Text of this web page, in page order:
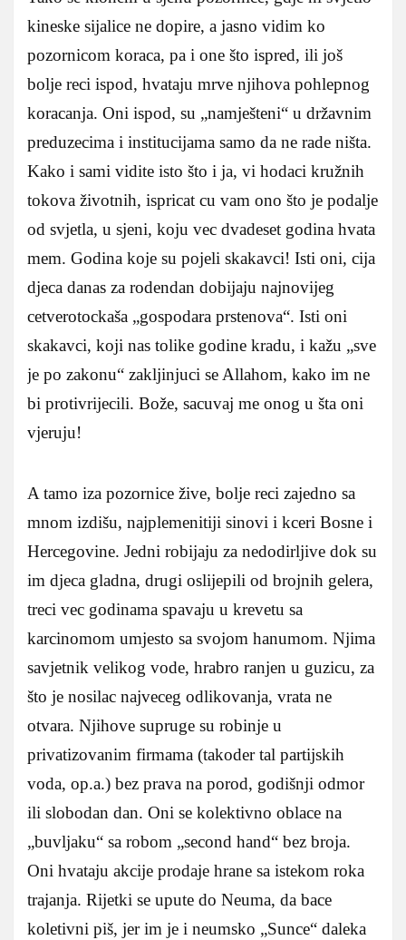
kineske sijalice ne dopire, a jasno vidim ko
pozornicom koraca, pa i one što ispred, ili još
bolje reci ispod, hvataju mrve njihova pohlepnog
koracanja. Oni ispod, su „namješteni“ u državnim
preduzecima i institucijama samo da ne rade ništa.
Kako i sami vidite isto što i ja, vi hodaci kružnih
tokova životnih, ispricat cu vam ono što je podalje
od svjetla, u sjeni, koju vec dvadeset godina hvata
mem. Godina koje su pojeli skakavci! Isti oni, cija
djeca danas za rodendan dobijaju najnovijeg
cetverotockaša „gospodara prstenova“. Isti oni
skakavci, koji nas tolike godine kradu, i kažu „sve
je po zakonu“ zakljinjuci se Allahom, kako im ne
bi protivrijecili. Bože, sacuvaj me onog u šta oni
vjeruju!
A tamo iza pozornice žive, bolje reci zajedno sa
mnom izdišu, najplemenitiji sinovi i kceri Bosne i
Hercegovine. Jedni robijaju za nedodirljive dok su
im djeca gladna, drugi oslijepili od brojnih gelera,
treci vec godinama spavaju u krevetu sa
karcinomom umjesto sa svojom hanumom. Njima
savjetnik velikog vode, hrabro ranjen u guzicu, za
što je nosilac najveceg odlikovanja, vrata ne
otvara. Njihove supruge su robinje u
privatizovanim firmama (takoder tal partijskih
voda, op.a.) bez prava na porod, godišnji odmor
ili slobodan dan. Oni se kolektivno oblace na
„buvljaku“ sa robom „second hand“ bez broja.
Oni hvataju akcije prodaje hrane sa istekom roka
trajanja. Rijetki se upute do Neuma, da bace
koletivni piš, jer im je i neumsko „Sunce“ daleka